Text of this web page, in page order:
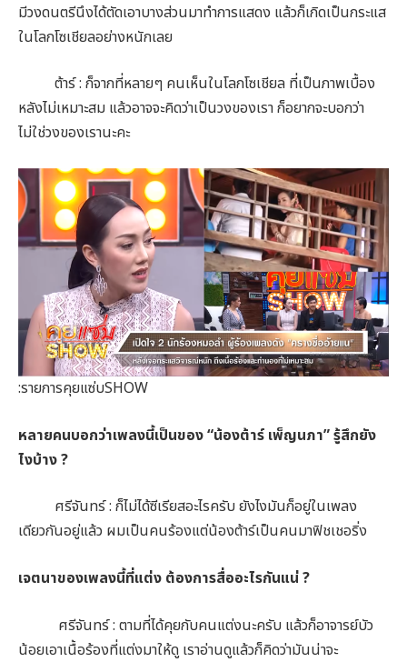
มีวงดนตรีนึงได้ตัดเอาบางส่วนมาทำการแสดง แล้วก็เกิดเป็นกระแส
ในโลกโซเชียลอย่างหนักเลย
ต้าร์ : ก็จากที่หลายๆ คนเห็นในโลกโซเชียล ที่เป็นภาพเบื้อง
หลังไม่เหมาะสม แล้วอาจจะคิดว่าเป็นวงของเรา ก็อยากจะบอกว่า
ไม่ใช่วงของเรานะคะ
:รายการคุยแซ่บSHOW
หลายคนบอกว่าเพลงนี้เป็นของ “น้องต้าร์ เพ็ญนภา” รู้สึกยัง
ไงบ้าง ?
ศรีจันทร์ : ก็ไม่ได้ซีเรียสอะไรครับ ยังไงมันก็อยู่ในเพลง
เดียวกันอยู่แล้ว ผมเป็นคนร้องแต่น้องต้าร์เป็นคนมาฟิชเชอริ่ง
เจตนาของเพลงนี้ที่แต่ง ต้องการสื่ออะไรกันแน่ ?
ศรีจันทร์ : ตามที่ได้คุยกับคนแต่งนะครับ แล้วก็อาจารย์บัว
น้อยเอาเนื้อร้องที่แต่งมาให้ดู เราอ่านดูแล้วก็คิดว่ามันน่าจะ